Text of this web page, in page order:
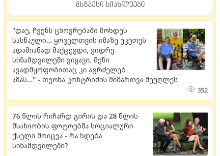
მსგავსი სიახლეები
"დაე, ჩვენს ცხოვრებაში მოხდეს
სასწაული... ყოველთვის იმაზე უკეთეს
ადამიანად მაქცევდი, ვიდრე
სინამდვილეში ვიყავი. შენი
ავადმყოფობითაც კი აგრძელებ
ამას..." - თეონა კონტრიძის მიმართვა მეუღლეს
352
76 წლის რიჩარდ გირის და 28 წლის
მსახიობის ფოტოებმა სოციალური
ქსელი მოიცვა - რა ხდება
სინამდვილეში?